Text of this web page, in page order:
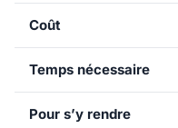
Coût
Temps nécessaire
Pour s’y rendre